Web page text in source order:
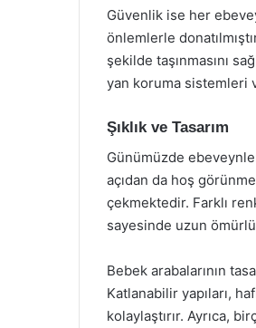
Güvenlik ise her
önlemlerle
şekilde taşınmasını
yan koruma sistemleri
Şıklık ve Tasarım
Günümüzde
açıdan da hoş
çekmektedir. Farklı
sayesinde uzun
Bebek arabalarının
Katlanabilir yapıları,
kolaylaştırır. Ayrıca,